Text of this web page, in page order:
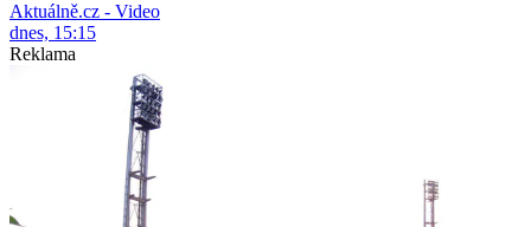
Aktuálně.cz - Video
dnes, 15:15
Reklama